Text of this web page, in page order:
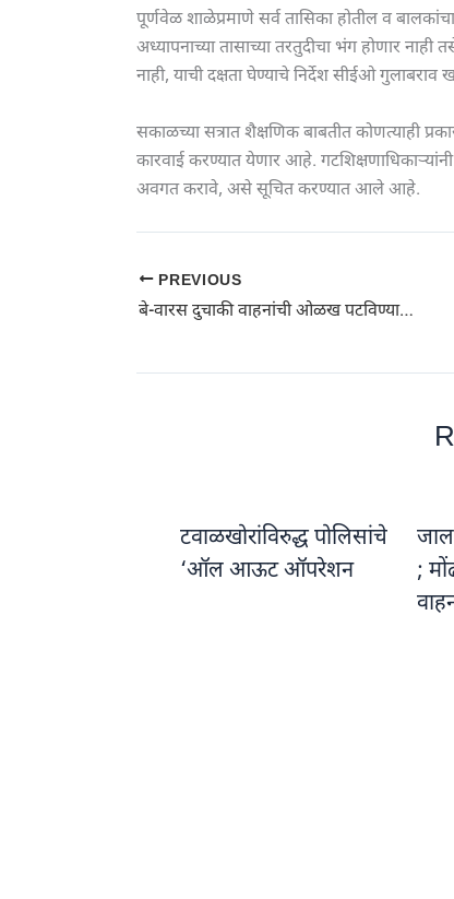
पूर्णवेळ शाळेप्रमाणे सर्व तासिका होतील व
अध्यापनाच्या तासाच्या तरतुदीचा भंग होणार
नाही, याची दक्षता घेण्याचे निर्देश सीईओ
सकाळच्या सत्रात शैक्षणिक बाबतीत कोणत्याही
कारवाई करण्यात येणार आहे.
अवगत करावे, असे सूचित करण्यात आले आहे.
PREVIOUS
बे-वारस दुचाकी वाहनांची ओळख पटविण्याचे आवाहन
टवाळखोरांविरुद्ध पोलिसांचे
‘ऑल आऊट ऑपरेशन
;